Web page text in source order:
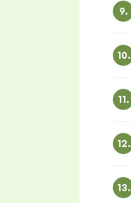
9.
10.
11.
12.
13.